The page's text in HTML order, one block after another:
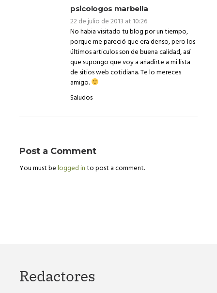
psicologos marbella
22 de julio de 2013 at 10:26
No habia visitado tu blog por un tiempo,
porque me pareció que era denso, pero los
últimos articulos son de buena calidad, así
que supongo que voy a añadirte a mi lista
de sitios web cotidiana. Te lo mereces
amigo.
Saludos
Post a Comment
You must belogged into post a comment.
Redactores